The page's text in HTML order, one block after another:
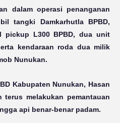
dalam operasi penanganan
tangki Damkarhutla BPBD,
pickup L300 BPBD, dua unit
kendaraan roda dua milik
Nunukan.
Kabupaten Nunukan, Hasan
terus melakukan pemantauan
api benar-benar padam.